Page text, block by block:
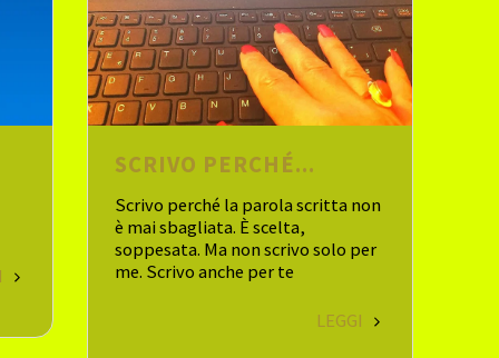
SCRIVO PERCHÉ...
Scrivo perché la parola scritta non
è mai sbagliata. È scelta,
soppesata. Ma non scrivo solo per
me. Scrivo anche per te
LEGGI